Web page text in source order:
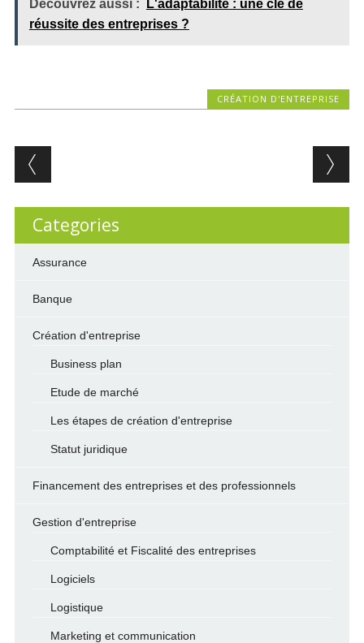
Découvrez aussi :
L'adaptabilité : une clé de
réussite des entreprises ?
CRÉATION D'ENTREPRISE
Post navigation
Categories
Assurance
Banque
Création d'entreprise
Business plan
Etude de marché
Les étapes de création d'entreprise
Statut juridique
Financement des entreprises et des professionnels
Gestion d'entreprise
Comptabilité et Fiscalité des entreprises
Logiciels
Logistique
Marketing et communication